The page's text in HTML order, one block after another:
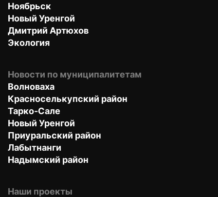
Ноябрьск
Новый Уренгой
Дмитрий Артюхов
Экология
Новости по муниципалитетам
Волноваха
Красноселькупский район
Тарко-Сале
Новый Уренгой
Приуральский район
Лабытнанги
Надымский район
Наши проекты